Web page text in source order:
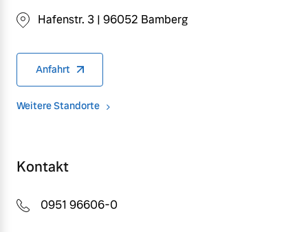
Hafenstr. 3 | 96052 Bamberg
Anfahrt
Weitere Standorte
Kontakt
0951 96606-0